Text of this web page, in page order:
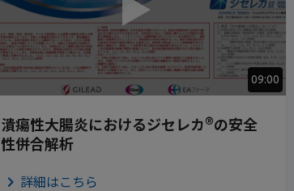
09:00
潰瘍性大腸炎におけるジセレカ ®の安全
性併合解析
詳細はこちら